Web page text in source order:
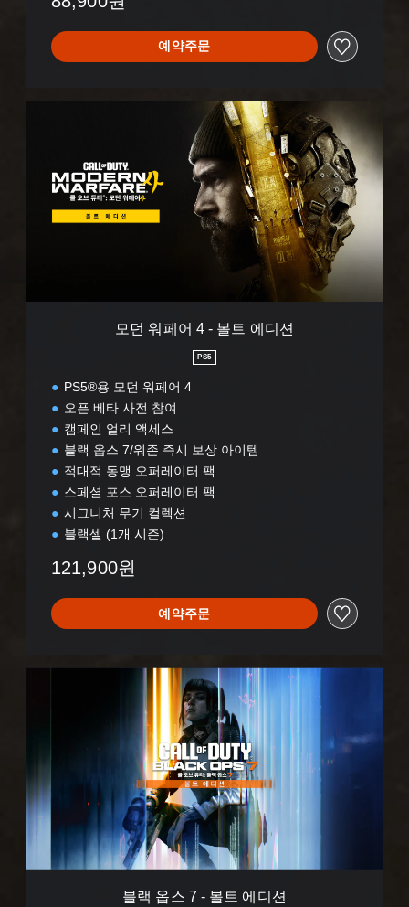
예약주문
에
모던 워페어 4 - 볼트 에디션
PS5
PS5®용 모던 워페어 4
오픈 베타 사전 참여
캠페인 얼리 액세스
블랙 옵스 7/워존 즉시 보상 아이템
적대적 동맹 오퍼레이터 팩
스페셜 포스 오퍼레이터 팩
시그니처 무기 컬렉션
블랙셀 (1개 시즌)
121,900원
예약주문
볼
트
에
디
블랙 옵스 7 - 볼트 에디션